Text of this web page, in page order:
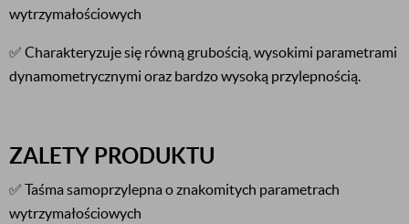
wytrzymałościowych
✅ Charakteryzuje się równą grubością, wysokimi parametrami
dynamometrycznymi oraz bardzo wysoką przylepnością.
ZALETY PRODUKTU
✅ Taśma samoprzylepna o znakomitych parametrach
wytrzymałościowych